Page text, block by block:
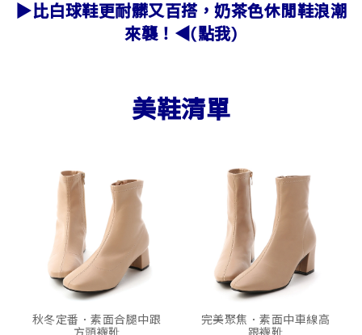
▶比白球鞋更耐髒又百搭，奶茶色休閒鞋浪潮
來襲！◀(點我)
美鞋清單
秋冬定番．素面合腿中跟
完美聚焦．素面中車線高